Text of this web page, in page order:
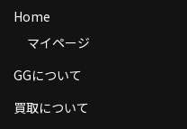
商品の発送
お支払い方法
Home
マイページ
GGについて
買取について